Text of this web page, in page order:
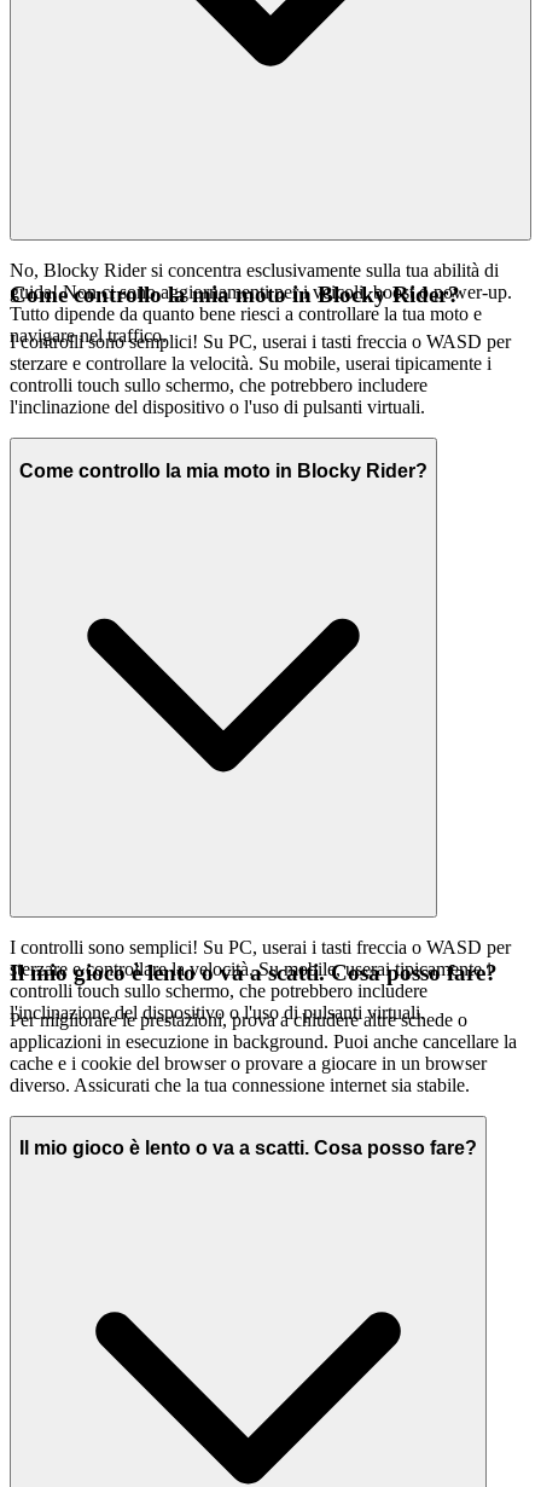
No, Blocky Rider si concentra esclusivamente sulla tua abilità di
guida! Non ci sono aggiornamenti per i veicoli, boost o power-up.
Tutto dipende da quanto bene riesci a controllare la tua moto e
navigare nel traffico.
Come controllo la mia moto in Blocky Rider?
I controlli sono semplici! Su PC, userai i tasti freccia o WASD per
sterzare e controllare la velocità. Su mobile, userai tipicamente i
controlli touch sullo schermo, che potrebbero includere
l'inclinazione del dispositivo o l'uso di pulsanti virtuali.
Come controllo la mia moto in Blocky Rider?
I controlli sono semplici! Su PC, userai i tasti freccia o WASD per
sterzare e controllare la velocità. Su mobile, userai tipicamente i
controlli touch sullo schermo, che potrebbero includere
l'inclinazione del dispositivo o l'uso di pulsanti virtuali.
Il mio gioco è lento o va a scatti. Cosa posso fare?
Per migliorare le prestazioni, prova a chiudere altre schede o
applicazioni in esecuzione in background. Puoi anche cancellare la
cache e i cookie del browser o provare a giocare in un browser
diverso. Assicurati che la tua connessione internet sia stabile.
Il mio gioco è lento o va a scatti. Cosa posso fare?